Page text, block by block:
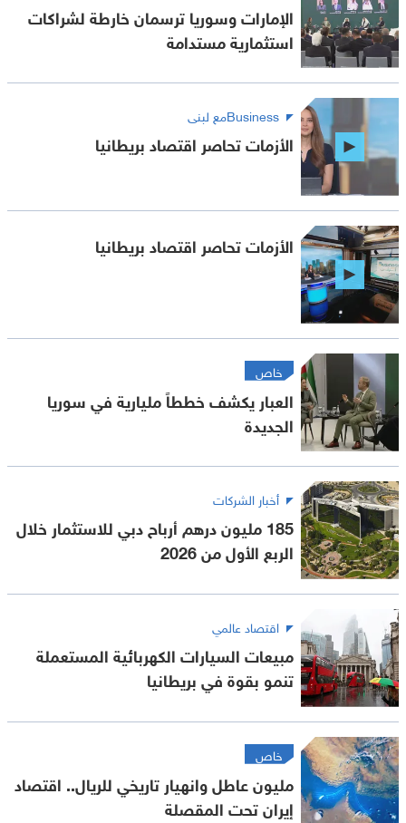
الإمارات وسوريا ترسمان خارطة لشراكات
استثمارية مستدامة
Businessمع لبنى
الأزمات تحاصر اقتصاد بريطانيا
الأزمات تحاصر اقتصاد بريطانيا
خاص
العبار يكشف خططاً مليارية في سوريا
الجديدة
أخبار الشركات
185 مليون درهم أرباح دبي للاستثمار خلال
الربع الأول من 2026
اقتصاد عالمي
مبيعات السيارات الكهربائية المستعملة
تنمو بقوة في بريطانيا
خاص
مليون عاطل وانهيار تاريخي للريال.. اقتصاد
إيران تحت المقصلة